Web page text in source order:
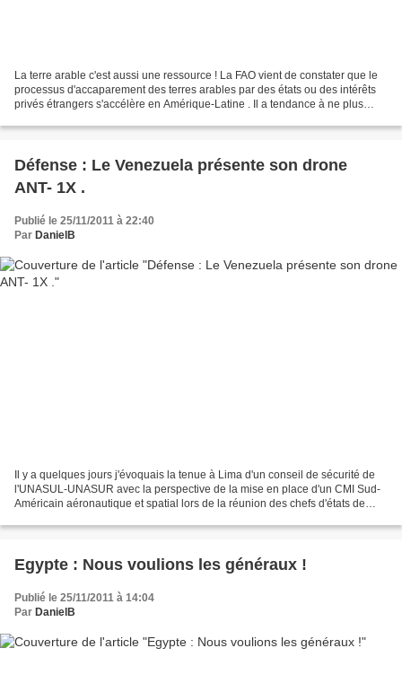
La terre arable c'est aussi une ressource ! La FAO vient de constater que le
processus d'accaparement des terres arables par des états ou des intérêts
privés étrangers s'accélère en Amérique-Latine . Il a tendance à ne plus
Défense : Le Venezuela présente son drone
ANT- 1X .
Publié le 25/11/2011 à 22:40
Par DanielB
Il y a quelques jours j'évoquais la tenue à Lima d'un conseil de sécurité de
l'UNASUL-UNASUR avec la perspective de la mise en place d'un CMI Sud-
Américain aéronautique et spatial lors de la réunion des chefs d'états de
Egypte : Nous voulions les généraux !
Publié le 25/11/2011 à 14:04
Par DanielB